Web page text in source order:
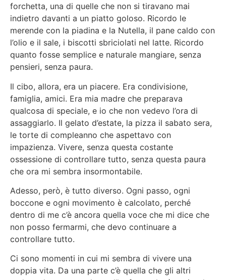
forchetta, una di quelle che non si tiravano mai
indietro davanti a un piatto goloso. Ricordo le
merende con la piadina e la Nutella, il pane caldo con
l’olio e il sale, i biscotti sbriciolati nel latte. Ricordo
quanto fosse semplice e naturale mangiare, senza
pensieri, senza paura.
Il cibo, allora, era un piacere. Era condivisione,
famiglia, amici. Era mia madre che preparava
qualcosa di speciale, e io che non vedevo l’ora di
assaggiarlo. Il gelato d’estate, la pizza il sabato sera,
le torte di compleanno che aspettavo con
impazienza. Vivere, senza questa costante
ossessione di controllare tutto, senza questa paura
che ora mi sembra insormontabile.
Adesso, però, è tutto diverso. Ogni passo, ogni
boccone e ogni movimento è calcolato, perché
dentro di me c’è ancora quella voce che mi dice che
non posso fermarmi, che devo continuare a
controllare tutto.
Ci sono momenti in cui mi sembra di vivere una
doppia vita. Da una parte c’è quella che gli altri